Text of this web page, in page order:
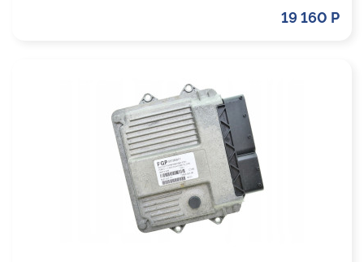
19 160 Р